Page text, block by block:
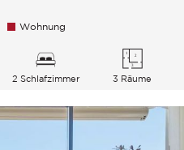
Wohnung
2 Schlafzimmer 3 Räume